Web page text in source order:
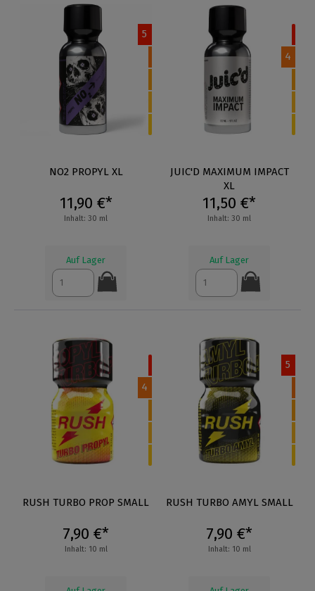
5
NO2 PROPYL XL
11,90 €*
Inhalt: 30 ml
Auf Lager
4
JUIC'D MAXIMUM IMPACT
XL
11,50 €*
Inhalt: 30 ml
Auf Lager
4
RUSH TURBO PROP SMALL
7,90 €*
Inhalt: 10 ml
5
RUSH TURBO AMYL SMALL
7,90 €*
Inhalt: 10 ml